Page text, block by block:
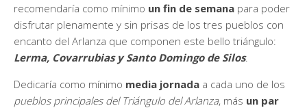
recomendaría como mínimo un fin de semana para poder
disfrutar plenamente y sin prisas de los tres pueblos con
encanto del Arlanza que componen este bello triángulo:
Lerma, Covarrubias y Santo Domingo de Silos.
Dedicaría como mínimo media jornada a cada uno de los
pueblos principales del Triángulo del Arlanza, más un par